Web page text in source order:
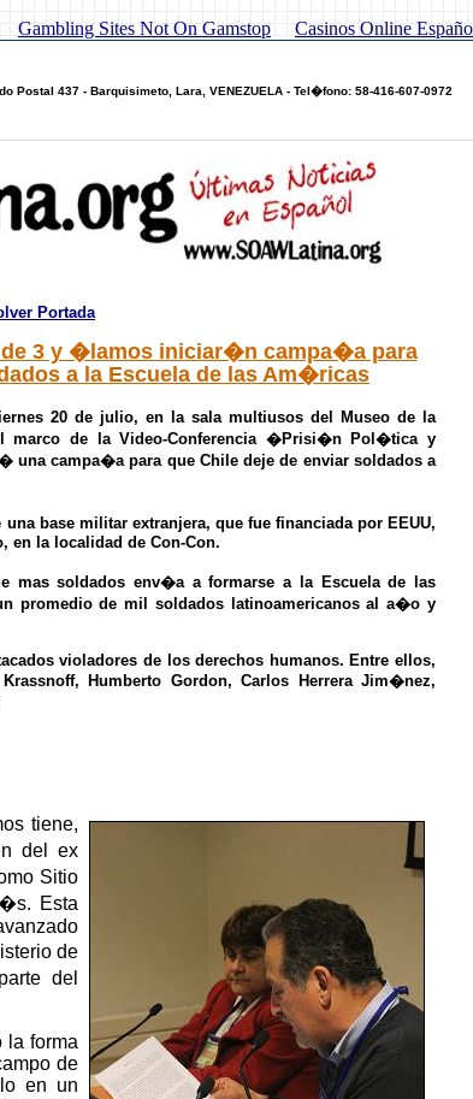
Gambling Sites Not On Gamstop Casinos Online
Postal 437 - Barquisimeto, Lara, VENEZUELA - Tel�fono: 58-416-607-0972
Portada
3 y �lamos iniciar�n campa�a para
a la Escuela de las Am�ricas
20 de julio, en la sala multiusos del Museo de la
marco de la Video-Conferencia �Prisi�n Pol�tica y
campa�a para que Chile deje de enviar soldados a
base militar extranjera, que fue financiada por EEUU,
en la localidad de Con-Con.
mas soldados env�a a formarse a la Escuela de las
promedio de mil soldados latinoamericanos al a�o y
violadores de los derechos humanos. Entre ellos,
Humberto Gordon, Carlos Herrera Jim�nez,
tiene,
del ex
Sitio
Esta
de
del
la forma
de
en un